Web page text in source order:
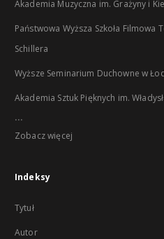
Akademia Muzyczna im. Grażyny i
Państwowa Wyższa Szkoła Filmowa
Schillera
Wyższe Seminarium Duchowne w
Akademia Sztuk Pięknych im.
...
Zobacz więcej
Indeksy
Tytuł
Autor